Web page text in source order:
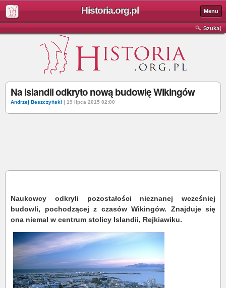
Historia.org.pl Menu
Szukaj
Na Islandii odkryto nową budowlę Wikingów
Andrzej Beszczyński | 19 lipca 2015 02:00
Naukowcy odkryli pozostałości nieznanej wcześniej
budowli, pochodzącej z czasów Wikingów. Znajduje się
ona niemal w centrum stolicy Islandii, Rejkiawiku.